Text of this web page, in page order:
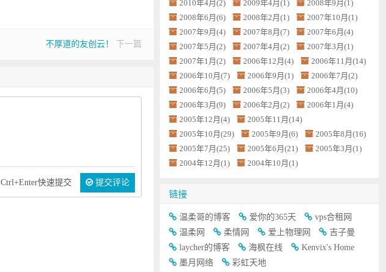
不厚道的友创云！ 下一篇
Ctrl+Enter快速提交 提交评论
2010年4月(2)
2009年4月(1)
2008年9月(1)
2008年6月(6)
2008年2月(1)
2007年10月(1)
2007年9月(4)
2007年8月(7)
2007年6月(4)
2007年5月(2)
2007年4月(2)
2007年3月(1)
2007年1月(2)
2006年12月(4)
2006年11月(14)
2006年10月(7)
2006年9月(1)
2006年7月(2)
2006年6月(5)
2006年5月(3)
2006年4月(10)
2006年3月(9)
2006年2月(2)
2006年1月(4)
2005年12月(4)
2005年11月(14)
2005年10月(29)
2005年9月(6)
2005年8月(16)
2005年7月(25)
2005年6月(21)
2005年3月(1)
2004年12月(1)
2004年10月(1)
链接
温柔哥的博客 爱你的365天
vps合租网
温柔网
柔情网 爱上物理网
吉子曼
laycher的博客
海枫在线
Kenvix's Home
墨月网络
彩虹天地